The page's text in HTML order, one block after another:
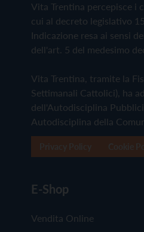
Vita Trentina percepisce
cui al decreto legislativo
Indicazione resa ai sensi
dell'art. 5 del medesimo
Vita Trentina, tramite la
Settimanali Cattolici), ha
dell'Autodisciplina
Autodisciplina della
E-Shop
Vendita Online